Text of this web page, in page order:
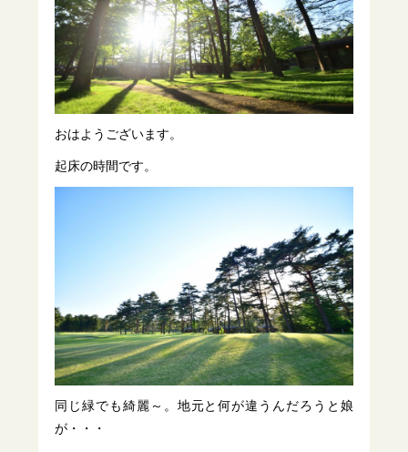
おはようございます。
起床の時間です。
同じ緑でも綺麗～。地元と何が違うんだろうと娘
が・・・